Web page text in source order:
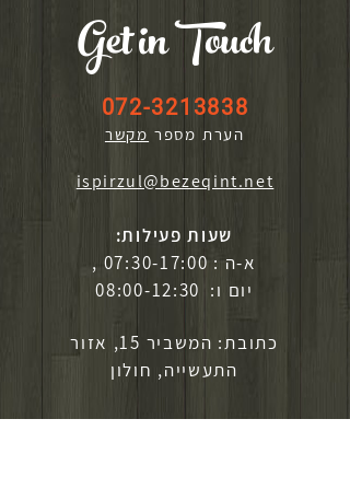
Get in Touch
072-3213838
הערת מספר מקשר
ispirzul@bezeqint.net
שעות פעילות:
א-ה : 07:30-17:00 ,
יום ו: 08:00-12:30
כתובת: המשביר 15, אזור
התעשייה, חולון